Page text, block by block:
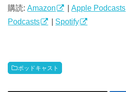
ヤ
ー
購読:Amazon |Apple Podcasts
Podcasts
| Spotify
ポッドキャスト